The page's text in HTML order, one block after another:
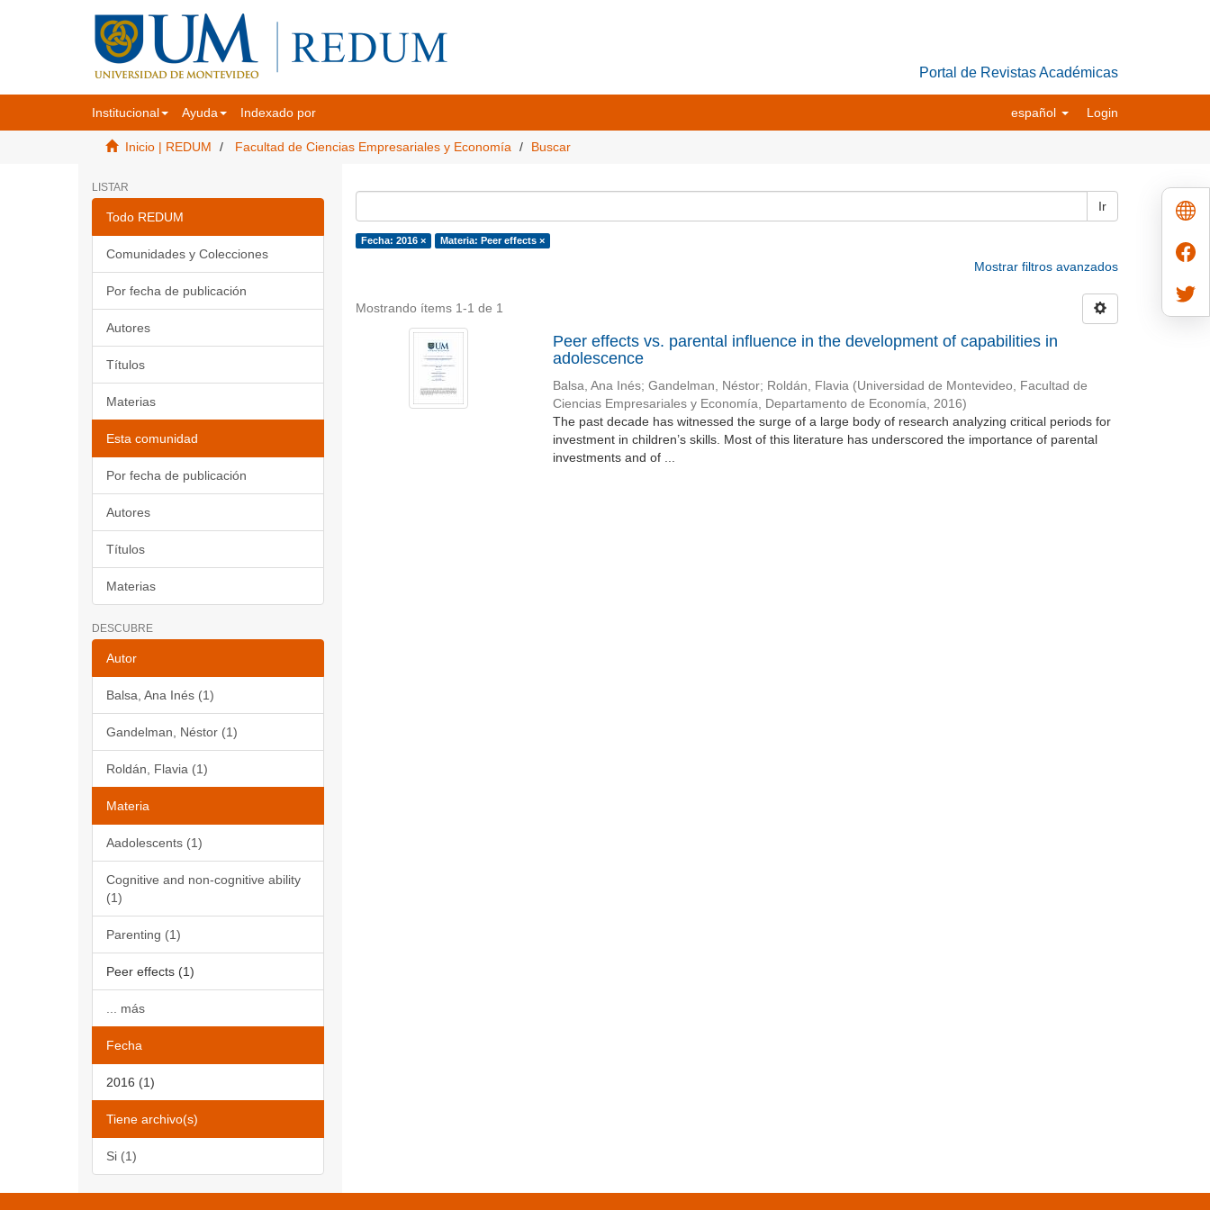
Portal de Revistas Académicas
Institucional Ayuda Indexado por español Login
Inicio | REDUM Facultad de Ciencias Empresariales y Economía Buscar
LISTAR
Todo REDUM
Comunidades y Colecciones
Por fecha de publicación
Autores
Títulos
Materias
Esta comunidad
Por fecha de publicación
Autores
Títulos
Materias
DESCUBRE
Autor
Balsa, Ana Inés (1)
Gandelman, Néstor (1)
Roldán, Flavia (1)
Materia
Aadolescents (1)
Cognitive and non-cognitive ability
(1)
Parenting (1)
Peer effects (1)
... más
Fecha
2016 (1)
Tiene archivo(s)
Si (1)
Ir
Fecha: 2016 × Materia: Peer effects ×
Mostrar filtros avanzados
Mostrando ítems 1-1 de 1
Peer effects vs. parental influence in the development of capabilities in
adolescence
Balsa, Ana Inés; Gandelman, Néstor; Roldán, Flavia (Universidad de Montevideo, Facultad de
Ciencias Empresariales y Economía, Departamento de Economía, 2016)
The past decade has witnessed the surge of a large body of research analyzing critical periods for
investment in children’s skills. Most of this literature has underscored the importance of parental
investments and of ...